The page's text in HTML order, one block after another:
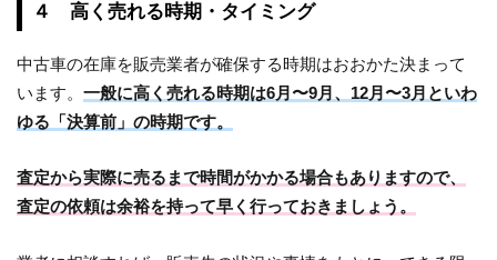
４ 高く売れる時期・タイミング
中古車の在庫を販売業者が確保する時期はおおかた決まって
います。一般に高く売れる時期は6月〜9月、12月〜3月といわ
ゆる「決算前」の時期です。
査定から実際に売るまで時間がかかる場合もありますので、
査定の依頼は余裕を持って早く行っておきましょう。